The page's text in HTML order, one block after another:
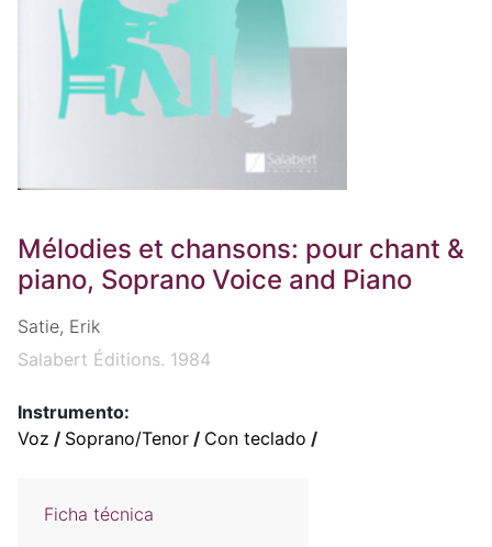
Mélodies et chansons: pour chant &
piano, Soprano Voice and Piano
Satie, Erik
Salabert Éditions. 1984
Instrumento:
Voz / Soprano/Tenor / Con teclado /
Ficha técnica